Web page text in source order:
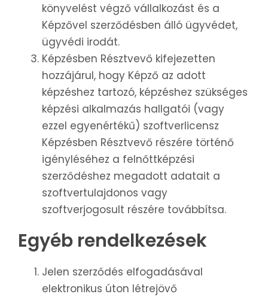
könyvelést végző vállalkozást és a
Képzővel szerződésben álló ügyvédet,
ügyvédi irodát.
Képzésben Résztvevő kifejezetten
hozzájárul, hogy Képző az adott
képzéshez tartozó, képzéshez szükséges
képzési alkalmazás hallgatói (vagy
ezzel egyenértékű) szoftverlicensz
Képzésben Résztvevő részére történő
igényléséhez a felnőttképzési
szerződéshez megadott adatait a
szoftvertulajdonos vagy
szoftverjogosult részére továbbítsa.
Egyéb rendelkezések
Jelen szerződés elfogadásával
elektronikus úton létrejövő